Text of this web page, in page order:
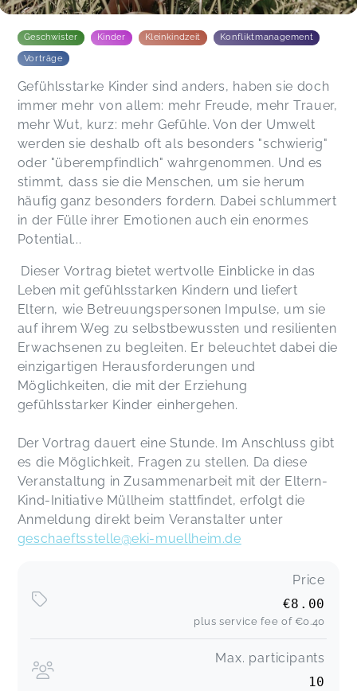
Geschwister Kinder Kleinkindzeit Konfliktmanagement
Vorträge
Gefühlsstarke Kinder sind anders, haben sie doch
immer mehr von allem: mehr Freude, mehr Trauer,
mehr Wut, kurz: mehr Gefühle. Von der Umwelt
werden sie deshalb oft als besonders "schwierig"
oder "überempfindlich" wahrgenommen. Und es
stimmt, dass sie die Menschen, um sie herum
häufig ganz besonders fordern. Dabei schlummert
in der Fülle ihrer Emotionen auch ein enormes
Potential...
Dieser Vortrag bietet wertvolle Einblicke in das
Leben mit gefühlsstarken Kindern und liefert
Eltern, wie Betreuungspersonen Impulse, um sie
auf ihrem Weg zu selbstbewussten und resilienten
Erwachsenen zu begleiten. Er beleuchtet dabei die
einzigartigen Herausforderungen und
Möglichkeiten, die mit der Erziehung
gefühlsstarker Kinder einhergehen.
Der Vortrag dauert eine Stunde. Im Anschluss gibt
es die Möglichkeit, Fragen zu stellen. Da diese
Veranstaltung in Zusammenarbeit mit der Eltern-
Kind-Initiative Müllheim stattfindet, erfolgt die
Anmeldung direkt beim Veranstalter unter
geschaeftsstelle@eki-muellheim.de
Price
€8.00
plus service fee of €0.40
Max. participants
10